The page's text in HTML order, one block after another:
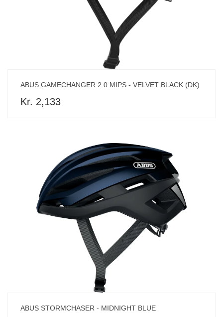
ABUS GAMECHANGER 2.0 MIPS - VELVET BLACK (DK)
Kr. 2,133
ABUS STORMCHASER - MIDNIGHT BLUE